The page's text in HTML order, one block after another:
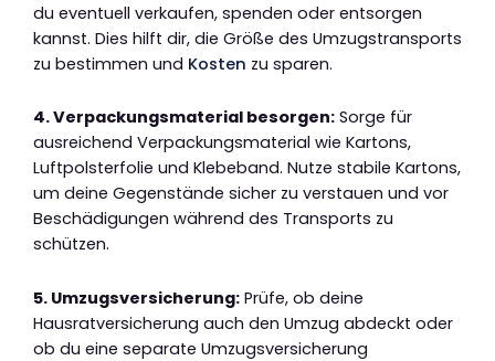
du eventuell verkaufen, spenden oder entsorgen
kannst. Dies hilft dir, die Größe des Umzugstransports
zu bestimmen und Kosten zu sparen.
4. Verpackungsmaterial besorgen: Sorge für
ausreichend Verpackungsmaterial wie Kartons,
Luftpolsterfolie und Klebeband. Nutze stabile Kartons,
um deine Gegenstände sicher zu verstauen und vor
Beschädigungen während des Transports zu
schützen.
5. Umzugsversicherung: Prüfe, ob deine
Hausratversicherung auch den Umzug abdeckt oder
ob du eine separate Umzugsversicherung